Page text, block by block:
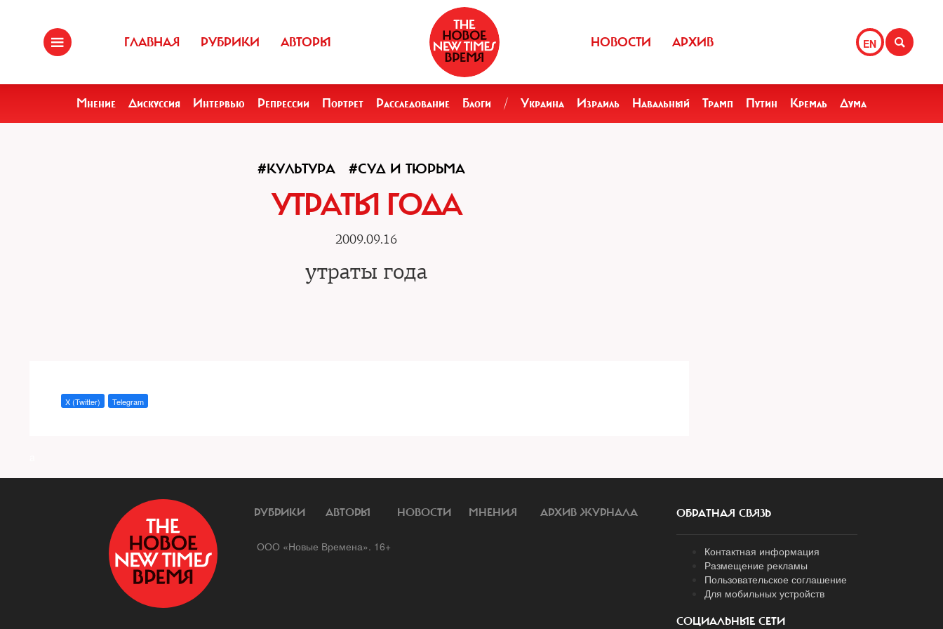
ГЛАВНАЯ РУБРИКИ АВТОРЫ EN
НОВОСТИ АРХИВ
Мнение Дискуссия Интервью Репрессии Портрет Расследование Блоги / Украина Израиль Навальный Трамп Путин Кремль Дума
#КУЛЬТУРА #СУД И ТЮРЬМА
УТРАТЫ ГОДА
2009.09.16
утраты года
X (Twitter) Telegram
РУБРИКИ АВТОРЫ НОВОСТИ МНЕНИЯ АРХИВ ЖУРНАЛА
ООО «Новые Времена». 16+
ОБРАТНАЯ СВЯЗЬ
Контактная информация
Размещение рекламы
Пользовательское соглашение
Для мобильных устройств
СОЦИАЛЬНЫЕ СЕТИ